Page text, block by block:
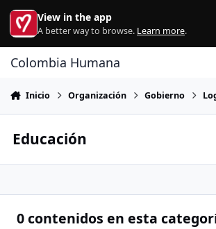
Ir al contenido
View in the app
A better way to browse. Learn more.
Colombia Humana
Inicio Organización Gobierno
Educación
0 contenidos en esta